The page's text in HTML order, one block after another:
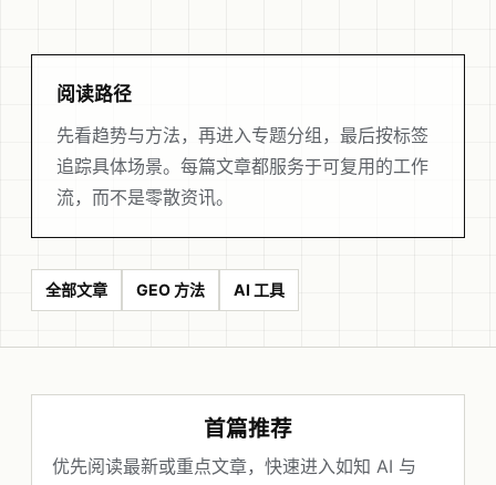
阅读路径
先看趋势与方法，再进入专题分组，最后按标签
追踪具体场景。每篇文章都服务于可复用的工作
流，而不是零散资讯。
全部文章 GEO 方法 AI 工具
首篇推荐
优先阅读最新或重点文章，快速进入如知 AI 与